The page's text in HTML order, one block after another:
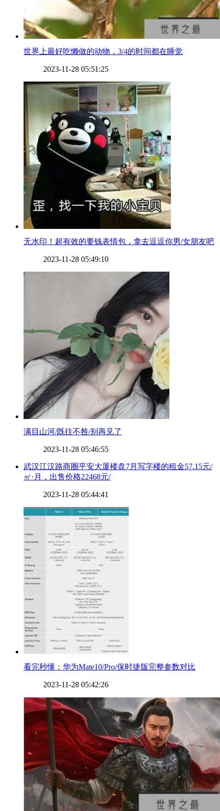
​世界上最好吃懒做的动物，3/4的时间都在睡觉
2023-11-28 05:51:25
​无水印！超有效的要钱表情包，拿去逗逗你男/女朋友吧
2023-11-28 05:49:10
​满目山河/既往不咎/别再见了
2023-11-28 05:46:55
​武汉江汉路商圈平安大厦楼盘7月写字楼的租金57.15元/
㎡·月，出售价格22468元/
2023-11-28 05:44:41
​看完秒懂：华为Mate10/Pro/保时捷版完整参数对比
2023-11-28 05:42:26